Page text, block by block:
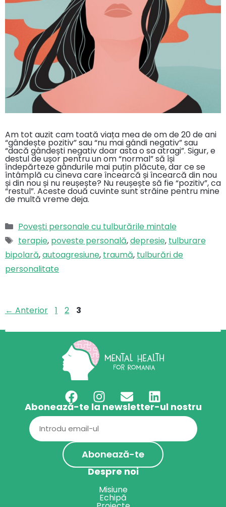
Am tot auzit cam toată viața mea de om de 20 de ani
“gândește pozitiv” sau “nu mai gândi negativ” sau
“dacă gândești negativ doar asta o sa atragi”. Sigur, e
destul de ușor pentru un om “normal” să își
îndepărteze gândurile mai puțin plăcute, dar ce se
întâmplă cu cineva care încearcă și încearcă din nou
și din nou și nu reușește? Nu reușește să fie “pozitiv”, ca
“restul”. Aceste două cuvinte sunt străine pentru mine
de multă vreme deja.
Categorii
Povești personale cu tulburările mintale
Etichete
terapie, poveste personală,depresie, tulburare
bipolară,autoagresiune, traumă, tulburări de
personalitate
← Anterior Pagina
1 Pagina
2 Pagina
3
Abonează-te la newsletter-ul nostru
Email
(Required)
Despre noi
Misiune
Echipă